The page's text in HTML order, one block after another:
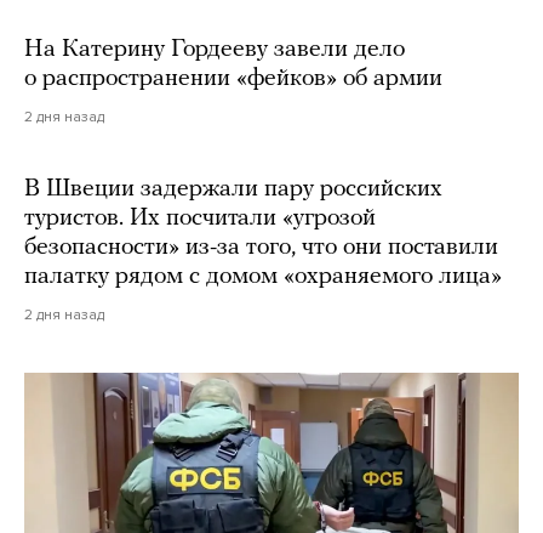
На Катерину Гордееву завели дело
о распространении «фейков» об армии
2 дня назад
В Швеции задержали пару российских
туристов. Их посчитали «угрозой
безопасности» из-за того, что они поставили
палатку рядом с домом «охраняемого лица»
2 дня назад